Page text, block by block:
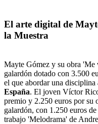
El arte digital de
la Muestra
Mayte Gómez y su obra
galardón dotado con 3.500
el que abordar una
España. El joven Víctor
premio y 2.250 euros por su
galardón, con 1.250 euros
trabajo 'Melodrama' de